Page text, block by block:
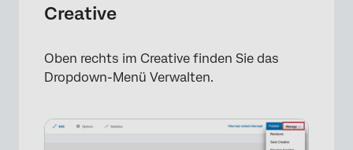
Creative
Oben rechts im Creative finden Sie das
Dropdown-Menü Verwalten.